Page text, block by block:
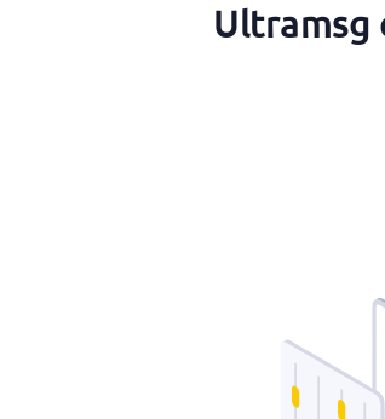
Ultramsg